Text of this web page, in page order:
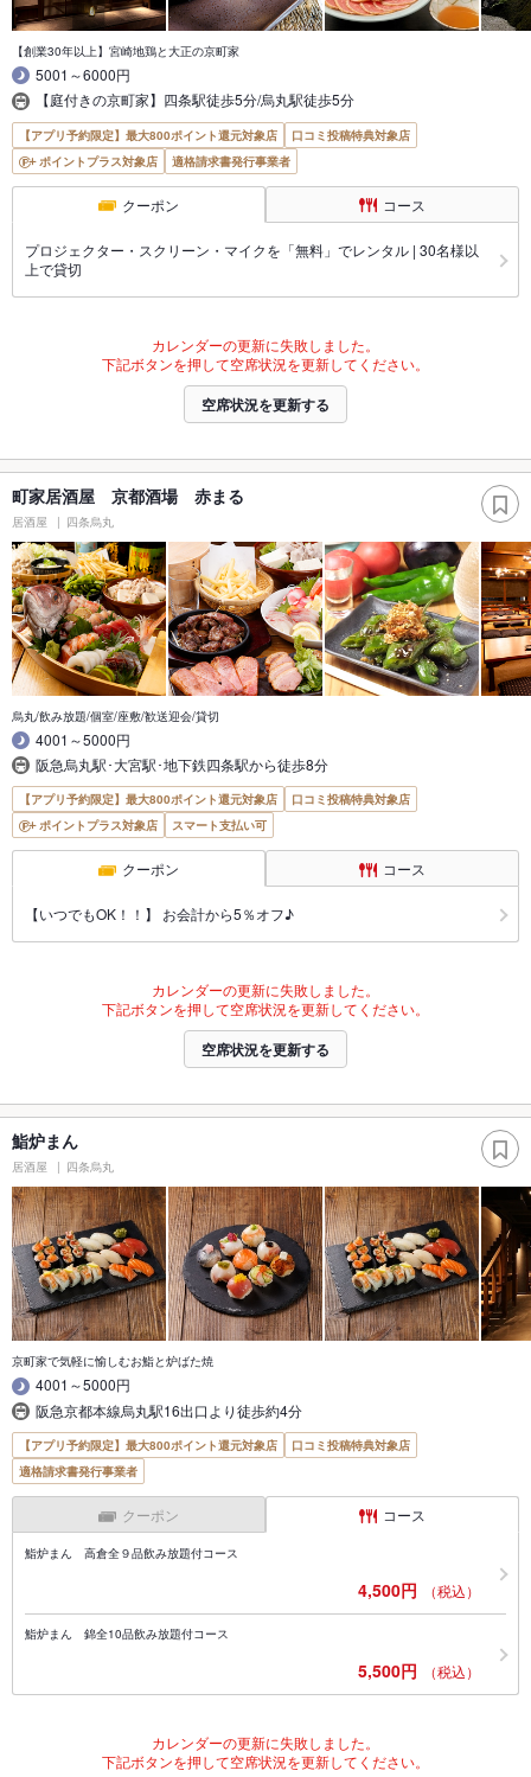
【創業30年以上】宮崎地鶏と大正の京町家
5001～6000円
【庭付きの京町家】四条駅徒歩5分/烏丸駅徒歩5分
【アプリ予約限定】最大800ポイント還元対象店
口コミ投稿特典対象店
ポイントプラス対象店
適格請求書発行事業者
クーポン コース
プロジェクター・スクリーン・マイクを「無料」でレンタル | 30名様以
上で貸切
カレンダーの更新に失敗しました。
下記ボタンを押して空席状況を更新してください。
空席状況を更新する
町家居酒屋 京都酒場 赤まる
居酒屋 四条烏丸
烏丸/飲み放題/個室/座敷/歓送迎会/貸切
4001～5000円
阪急烏丸駅･大宮駅･地下鉄四条駅から徒歩8分
【アプリ予約限定】最大800ポイント還元対象店
口コミ投稿特典対象店
ポイントプラス対象店
スマート支払い可
クーポン コース
【いつでもOK！！】 お会計から5％オフ♪
カレンダーの更新に失敗しました。
下記ボタンを押して空席状況を更新してください。
空席状況を更新する
鮨炉まん
居酒屋 四条烏丸
京町家で気軽に愉しむお鮨と炉ばた焼
4001～5000円
阪急京都本線烏丸駅16出口より徒歩約4分
【アプリ予約限定】最大800ポイント還元対象店
口コミ投稿特典対象店
適格請求書発行事業者
クーポン コース
鮨炉まん 高倉全９品飲み放題付コース
4,500円 （税込）
鮨炉まん 錦全10品飲み放題付コース
5,500円 （税込）
カレンダーの更新に失敗しました。
下記ボタンを押して空席状況を更新してください。